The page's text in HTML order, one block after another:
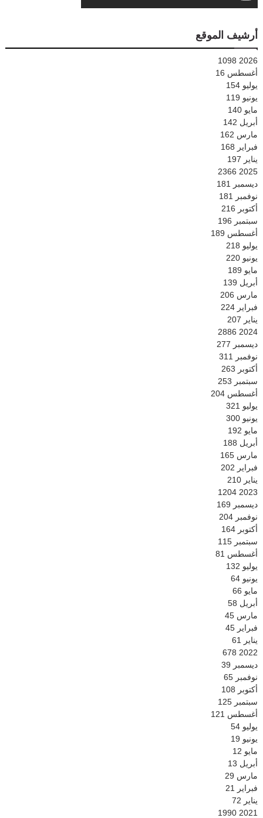
أرشيف الموقع
2026
1098
أغسطس 16
يوليو 154
يونيو 119
مايو 140
أبريل 142
مارس 162
فبراير 168
يناير 197
2025
2366
ديسمبر
181
نوفمبر
181
أكتوبر 216
سبتمبر 196
أغسطس 189
يوليو 218
يونيو 220
مايو 189
أبريل 139
مارس 206
فبراير 224
يناير 207
2024
2886
ديسمبر 277
نوفمبر
311
أكتوبر 263
سبتمبر 253
أغسطس 204
يوليو 321
يونيو 300
مايو 192
أبريل 188
مارس 165
فبراير 202
يناير 210
2023
1204
ديسمبر 169
نوفمبر 204
أكتوبر 164
سبتمبر 115
أغسطس 81
يوليو 132
يونيو 64
مايو 66
أبريل 58
مارس 45
فبراير 45
يناير
61
2022
678
ديسمبر 39
نوفمبر 65
أكتوبر 108
سبتمبر 125
أغسطس 121
يوليو 54
يونيو 19
مايو 12
أبريل 13
مارس 29
فبراير
21
يناير 72
2021
1990